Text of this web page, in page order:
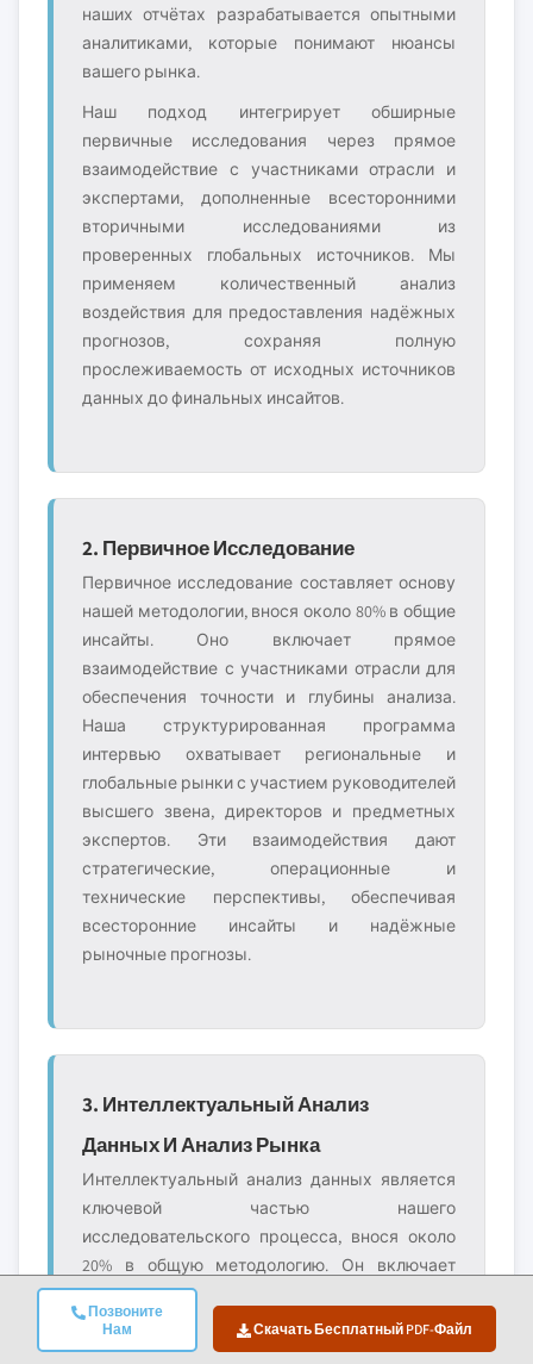
Позвоните
Нам
Скачать Бесплатный PDF-Файл
наших отчётах разрабатывается опытными
аналитиками, которые понимают нюансы
вашего рынка.
Наш подход интегрирует обширные
первичные исследования через прямое
взаимодействие с участниками отрасли и
экспертами, дополненные всесторонними
вторичными исследованиями из
проверенных глобальных источников. Мы
применяем количественный анализ
воздействия для предоставления надёжных
прогнозов, сохраняя полную
прослеживаемость от исходных источников
данных до финальных инсайтов.
2. Первичное Исследование
Первичное исследование составляет основу
нашей методологии, внося около 80% в общие
инсайты. Оно включает прямое
взаимодействие с участниками отрасли для
обеспечения точности и глубины анализа.
Наша структурированная программа
интервью охватывает региональные и
глобальные рынки с участием руководителей
высшего звена, директоров и предметных
экспертов. Эти взаимодействия дают
стратегические, операционные и
технические перспективы, обеспечивая
всесторонние инсайты и надёжные
рыночные прогнозы.
3. Интеллектуальный Анализ
Данных И Анализ Рынка
Интеллектуальный анализ данных является
ключевой частью нашего
исследовательского процесса, внося около
20% в общую методологию. Он включает
анализ структуры рынка, выявление
отраслевых трендов и оценку
макроэкономических факторов через анализ